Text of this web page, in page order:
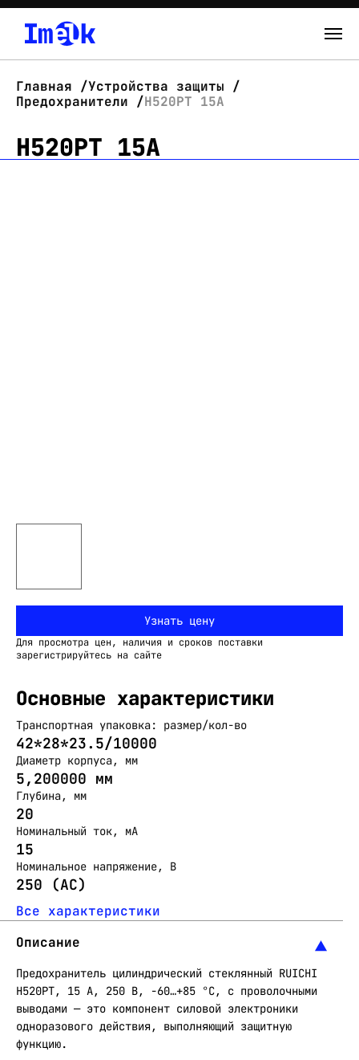
О нас
Новости
Главная
Устройства защиты
Предохранители
H520PT 15A
H520PT 15A
Узнать цену
Для просмотра цен, наличия и сроков поставки
зарегистрируйтесь на сайте
Основные характеристики
Транспортная упаковка: размер/кол-во
42*28*23.5/10000
Диаметр корпуса, мм
5,200000 мм
Глубина, мм
20
Номинальный ток, мА
15
Номинальное напряжение, В
250 (АС)
Все характеристики
Описание
Предохранитель цилиндрический стеклянный RUICHI
H520PT, 15 A, 250 В, -60…+85 °C, с проволочными
выводами — это компонент силовой электроники
одноразового действия, выполняющий защитную
функцию.